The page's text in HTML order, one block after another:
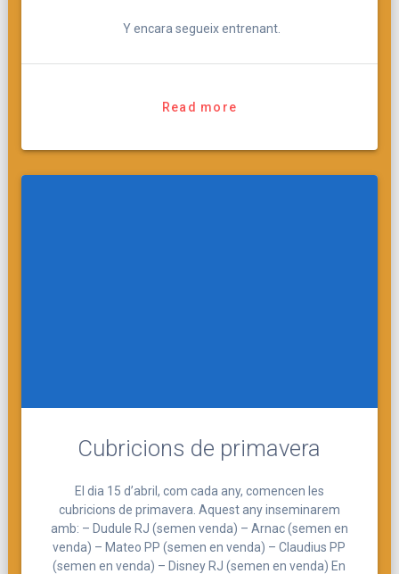
Y encara segueix entrenant.
Read more
Cubricions de primavera
El dia 15 d’abril, com cada any, comencen les
cubricions de primavera. Aquest any inseminarem
amb: – Dudule RJ (semen venda) – Arnac (semen en
venda) – Mateo PP (semen en venda) – Claudius PP
(semen en venda) – Disney RJ (semen en venda) En